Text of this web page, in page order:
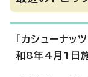
「カシューナッ
和8年4月1日施